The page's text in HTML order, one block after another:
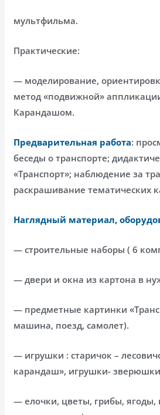
мультфильма.
Практические:
— моделирование,
метод «подвижной»
Карандашом.
Предварительная работа:
беседы о транспорте;
«Транспорт»; наблюдение за
раскрашивание тематических
Наглядный материал,
— строительные наборы ( 6
— двери и окна из картона в
— предметные картинки
машина, поезд, самолет).
— игрушки : старичок –
карандаш», игрушки-
— елочки, цветы, грибы, ягоды,